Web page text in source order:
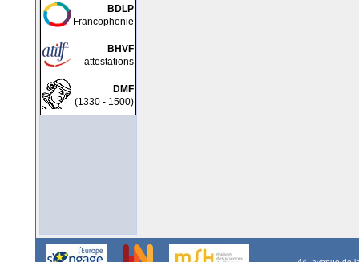
BDLP
Francophonie
BHVF
attestations
DMF
(1330 - 1500)